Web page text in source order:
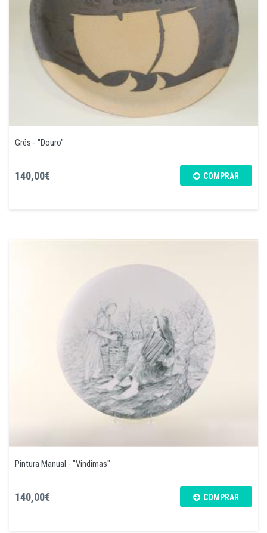
Grés - "Douro"
140,00€ COMPRAR
Pintura Manual - "Vindimas"
140,00€ COMPRAR